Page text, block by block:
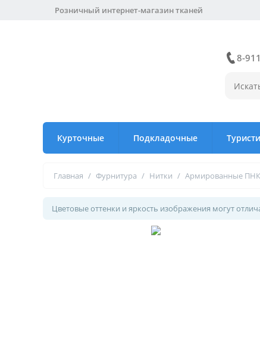
Розничный интернет-магазин тканей
8-
Курточные Подкладочные
Главная / Фурнитура / Нитки / Армированные
Цветовые оттенки и яркость изображения могут